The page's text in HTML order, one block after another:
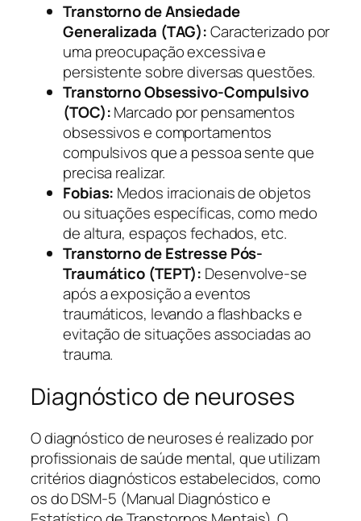
Transtorno de Ansiedade
Generalizada (TAG):Caracterizado por
uma preocupação excessiva e
persistente sobre diversas questões.
Transtorno Obsessivo-Compulsivo
(TOC):Marcado por pensamentos
obsessivos e comportamentos
compulsivos que a pessoa sente que
precisa realizar.
Fobias: Medos irracionais de objetos
ou situações específicas, como medo
de altura, espaços fechados, etc.
Transtorno de Estresse Pós-
Traumático (TEPT): Desenvolve-se
após a exposição a eventos
traumáticos, levando a flashbacks e
evitação de situações associadas ao
trauma.
Diagnóstico de neuroses
O diagnóstico de neuroses é realizado por
profissionais de saúde mental, que utilizam
critérios diagnósticos estabelecidos, como
os do DSM-5 (Manual Diagnóstico e